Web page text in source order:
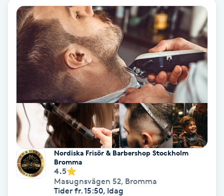
Hyperhidros
Hypnos
Hårborttagning
Hårbottenbehandling
Hårförlängning
Hårvård
Hälsa
Nordiska Frisör & Barbershop Stockholm
Bromma
4.5
Masugnsvägen 52, Bromma
Tider fr. 15:50, Idag